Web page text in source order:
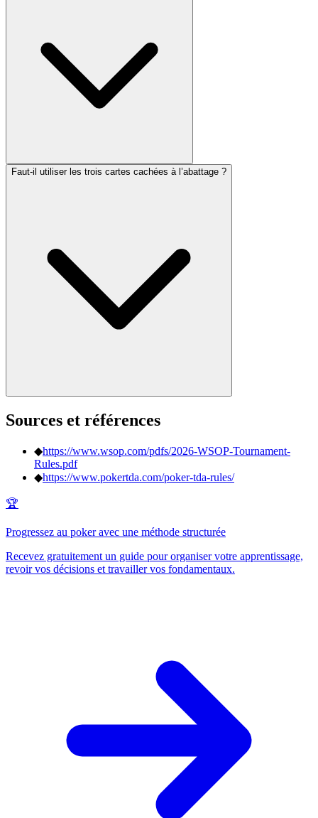
Faut-il utiliser les trois cartes cachées à l’abattage ?
Sources et références
◆https://www.wsop.com/pdfs/2026-WSOP-Tournament-
Rules.pdf
◆https://www.pokertda.com/poker-tda-rules/
🏆
Progressez au poker avec une méthode structurée
Recevez gratuitement un guide pour organiser votre apprentissage,
revoir vos décisions et travailler vos fondamentaux.